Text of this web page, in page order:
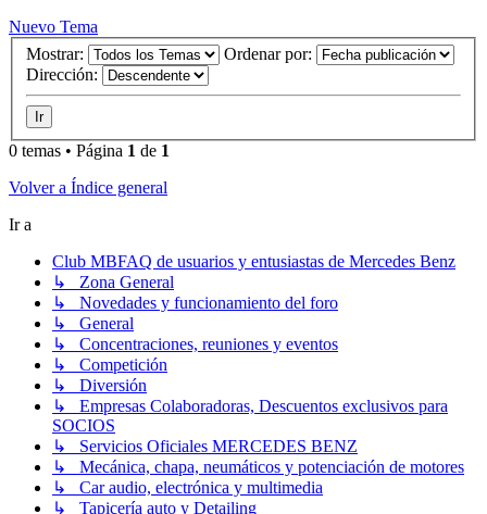
Nuevo Tema
Mostrar:
Ordenar por:
Dirección:
0 temas • Página 1 de 1
Volver a Índice general
Ir a
Club MBFAQ de usuarios y entusiastas de Mercedes Benz
↳ Zona General
↳ Novedades y funcionamiento del foro
↳ General
↳ Concentraciones, reuniones y eventos
↳ Competición
↳ Diversión
↳ Empresas Colaboradoras, Descuentos exclusivos para
SOCIOS
↳ Servicios Oficiales MERCEDES BENZ
↳ Mecánica, chapa, neumáticos y potenciación de motores
↳ Car audio, electrónica y multimedia
↳ Tapicería auto y Detailing